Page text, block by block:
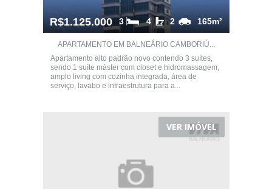
R$1.125.000 165m²
2
4
3
APARTAMENTO EM BALNEÁRIO CAMBORIÚ...
Apartamento alto padrão novo contendo 3 suítes,
sendo 1 suíte máster com closet e hidromassagem,
amplo living com cozinha integrada, área de
serviço, lavabo e infraestrutura para a...
VER IMÓVEL